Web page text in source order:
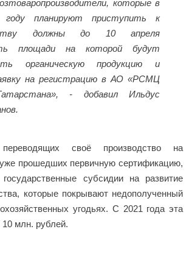
которые в
году планируют приступить к
должны до 10 апреля
площади на которой будут
органическую продукцию и
на регистрацию в АО «РСМЦ
- добавил Ильдус
своё производство на
уже прошедших первичную сертификацию,
государственные субсидии на развитие
которые покрывают недополученный
угодьях. С 2021 года эта
млн. рублей.